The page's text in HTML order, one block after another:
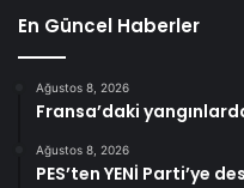
En Güncel Haberler
Ağustos 8, 2026
Fransa’daki
Ağustos 8, 2026
PES’ten YENİ Parti’ye